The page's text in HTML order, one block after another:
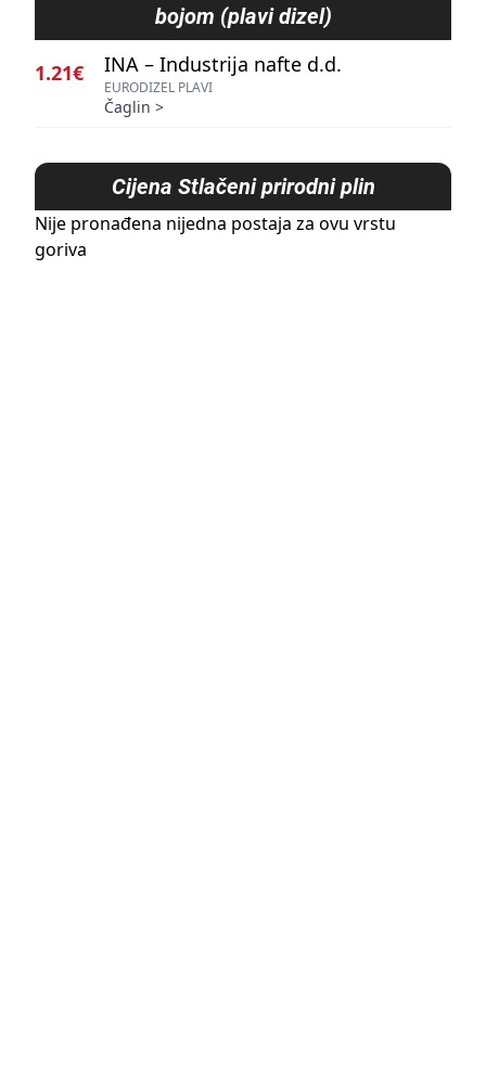
bojom (plavi dizel)
1.21€ INA – Industrija nafte d.d.
EURODIZEL PLAVI
Čaglin >
Cijena Stlačeni prirodni plin
Nije pronađena nijedna postaja za ovu vrstu
goriva